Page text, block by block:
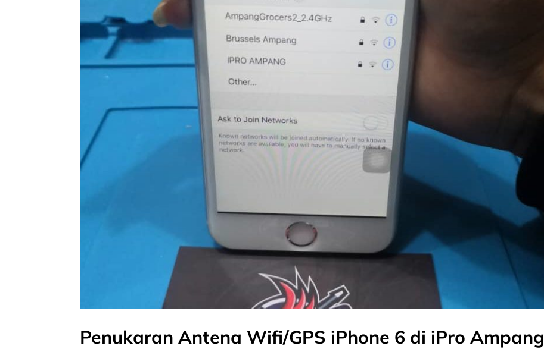
Penukaran Antena Wifi/GPS iPhone 6 di iPro Ampang